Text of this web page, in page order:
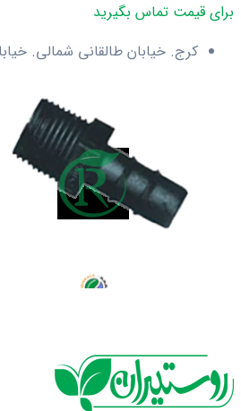
برای قیمت تماس بگیرید
کرج. خیابان طالقانی شمالی.